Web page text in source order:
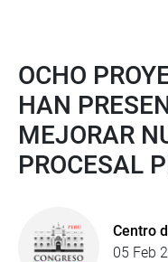
OCHO
HAN
MEJORAR
PROCESAL
Centro
05 Feb